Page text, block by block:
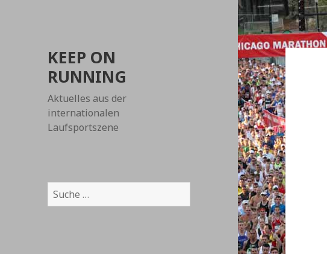
KEEP ON
RUNNING
Aktuelles aus der
internationalen
Laufsportszene
Suche
nach: